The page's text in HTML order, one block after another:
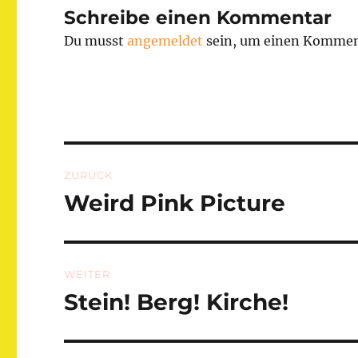
Schreibe einen Kommentar
Du musstangemeldet sein, um einen
ZURÜCK
Vorheriger
Weird Pink Picture
WEITER
Nächster
Stein! Berg! Kirche!